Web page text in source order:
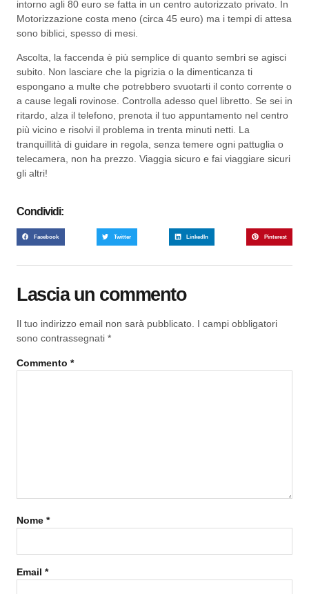
intorno agli 80 euro se fatta in un centro autorizzato privato. In
Motorizzazione costa meno (circa 45 euro) ma i tempi di attesa
sono biblici, spesso di mesi.
Ascolta, la faccenda è più semplice di quanto sembri se agisci
subito. Non lasciare che la pigrizia o la dimenticanza ti
espongano a multe che potrebbero svuotarti il conto corrente o
a cause legali rovinose. Controlla adesso quel libretto. Se sei in
ritardo, alza il telefono, prenota il tuo appuntamento nel centro
più vicino e risolvi il problema in trenta minuti netti. La
tranquillità di guidare in regola, senza temere ogni pattuglia o
telecamera, non ha prezzo. Viaggia sicuro e fai viaggiare sicuri
gli altri!
Condividi:
Facebook Twitter LinkedIn Pinterest
Lascia un commento
Il tuo indirizzo email non sarà pubblicato. I campi obbligatori
sono contrassegnati *
Commento *
Nome *
Email *